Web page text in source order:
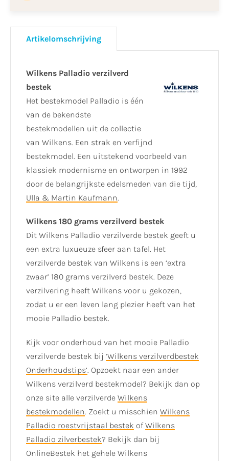
Artikelomschrijving
Wilkens Palladio verzilverd
bestek
Het bestekmodel Palladio is één
van de bekendste
bestekmodellen uit de collectie
van Wilkens. Een strak en verfijnd
bestekmodel. Een uitstekend voorbeeld van
klassiek modernisme en ontworpen in 1992
door de belangrijkste edelsmeden van die tijd,
Ulla & Martin Kaufmann.
Wilkens 180 grams verzilverd bestek
Dit Wilkens Palladio verzilverde bestek geeft u
een extra luxueuze sfeer aan tafel. Het
verzilverde bestek van Wilkens is een ‘extra
zwaar’ 180 grams verzilverd bestek. Deze
verzilvering heeft Wilkens voor u gekozen,
zodat u er een leven lang plezier heeft van het
mooie Palladio bestek.
Kijk voor onderhoud van het mooie Palladio
verzilverde bestek bij ‘Wilkens verzilverdbestek
Onderhoudstips’. Opzoekt naar een ander
Wilkens verzilverd bestekmodel? Bekijk dan op
onze site alle verzilverde Wilkens
bestekmodellen. Zoekt u misschien Wilkens
Palladio roestvrijstaal bestek ofWilkens
Palladio zilverbestek? Bekijk dan bij
OnlineBestek het gehele Wilkens